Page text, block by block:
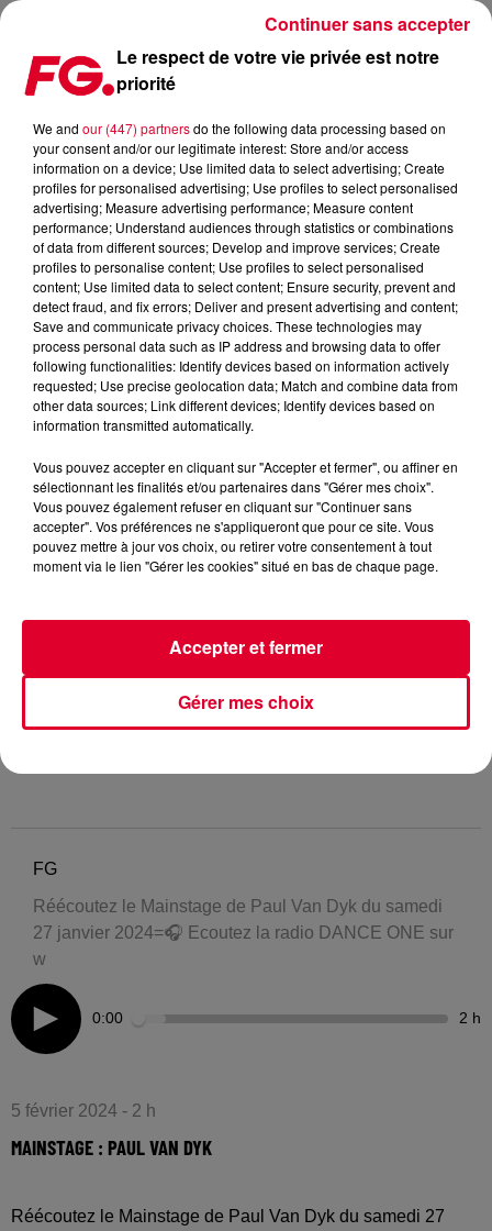
MAINSTAGE : PAUL VAN DYK
FG
Réécoutez le Mainstage de Paul Van Dyk du samedi
27 janvier 2024=🎧 Ecoutez la radio DANCE ONE sur
w
0:00 2 h
5 février 2024 - 2 h
MAINSTAGE : PAUL VAN DYK
Réécoutez le Mainstage de Paul Van Dyk du samedi 27
Le respect de votre vie privée est notre
priorité
We and our (447) partnersdo the following data processing based on
your consent and/or our legitimate interest: Store and/or access
information on a device; Use limited data to select advertising; Create
profiles for personalised advertising; Use profiles to select personalised
advertising; Measure advertising performance; Measure content
performance; Understand audiences through statistics or combinations
of data from different sources; Develop and improve services; Create
profiles to personalise content; Use profiles to select personalised
content; Use limited data to select content; Ensure security, prevent and
detect fraud, and fix errors; Deliver and present advertising and content;
Save and communicate privacy choices. These technologies may
process personal data such as IP address and browsing data to offer
following functionalities: Identify devices based on information actively
requested; Use precise geolocation data; Match and combine data from
other data sources; Link different devices; Identify devices based on
information transmitted automatically.
Vous pouvez accepter en cliquant sur "Accepter et fermer", ou affiner en
sélectionnant les finalités et/ou partenaires dans "Gérer mes choix".
Vous pouvez également refuser en cliquant sur "Continuer sans
accepter". Vos préférences ne s'appliqueront que pour ce site. Vous
pouvez mettre à jour vos choix, ou retirer votre consentement à tout
moment via le lien "Gérer les cookies" situé en bas de chaque page.
Gérer mes choix
Accepter et fermer
Continuer sans accepter